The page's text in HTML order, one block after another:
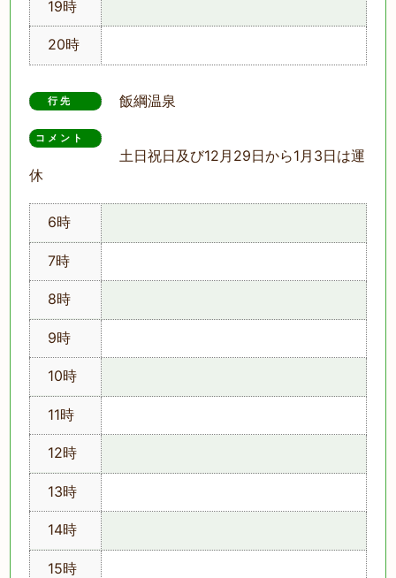
19時
20時
行先 飯綱温泉
コメント
土日祝日及び12月29日から1月3日は運
休
6時
7時
8時
9時
10時
11時
12時
13時
14時
15時